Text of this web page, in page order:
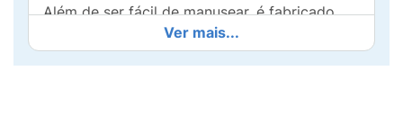
Além de ser fácil de manusear, é fabricado
com cerdas sintéticas de alta qualidade,
garantindo garantia e maciez sem agredir a
Ver mais...